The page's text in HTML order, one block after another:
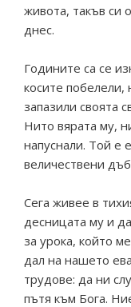
живота, такъв си
днес.
Годините са се
косите
запазили своята
Нито вярата му,
напуснали. Той е
величествени
Сега живее в
десницата му и
за урока, който
дал на нашето
трудове: да ни
пътя към Бога.